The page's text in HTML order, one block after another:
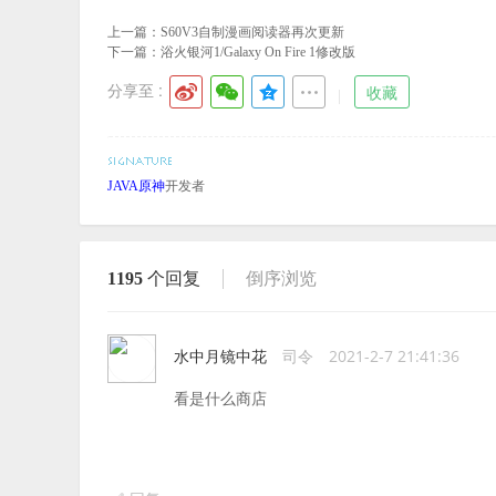
上一篇： S60V3自制漫画阅读器再次更新
下一篇： 浴火银河1/Galaxy On Fire 1修改版
分享至 : 收藏
JAVA原神开发者
1195 个回复 倒序浏览
水中月镜中花 司令 2021-2-7 21:41:36
看是什么商店